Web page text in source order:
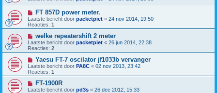
FT 857D power meter.
Laatste bericht door packetpiet « 24 nov 2014, 19:50
Reacties: 1
welke repeatershift 2 meter
Laatste bericht door packetpiet « 26 jun 2014, 22:38
Reacties: 2
Yaesu FT-7 oscilator jf1033b vervanger
Laatste bericht door PA8C « 02 nov 2013, 23:42
Reacties: 1
FT-1900R
Laatste bericht door pd3s « 26 dec 2012, 15:33